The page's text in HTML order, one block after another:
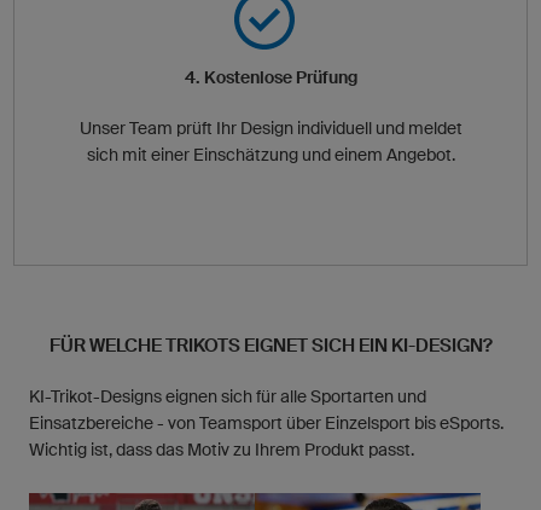
4. Kostenlose Prüfung
Unser Team prüft Ihr Design individuell und meldet
sich mit einer Einschätzung und einem Angebot.
FÜR WELCHE TRIKOTS EIGNET SICH EIN KI-DESIGN?
KI-Trikot-Designs eignen sich für alle Sportarten und
Einsatzbereiche - von Teamsport über Einzelsport bis eSports.
Wichtig ist, dass das Motiv zu Ihrem Produkt passt.